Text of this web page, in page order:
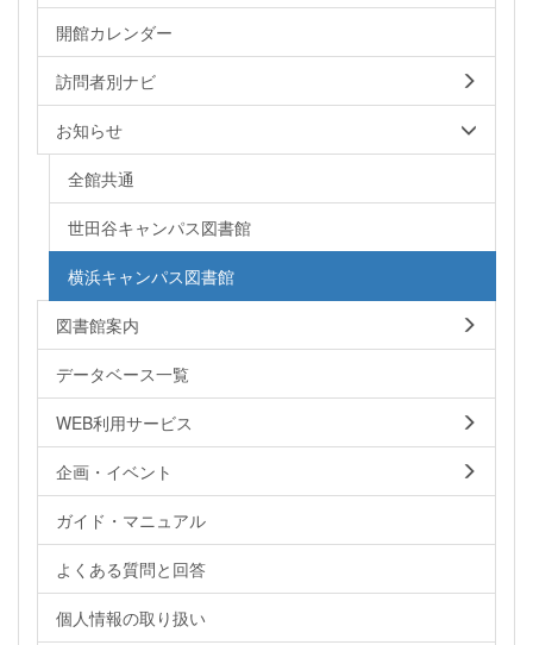
開館カレンダー
訪問者別ナビ
お知らせ
全館共通
世田谷キャンパス図書館
横浜キャンパス図書館
図書館案内
データベース一覧
WEB利用サービス
企画・イベント
ガイド・マニュアル
よくある質問と回答
個人情報の取り扱い